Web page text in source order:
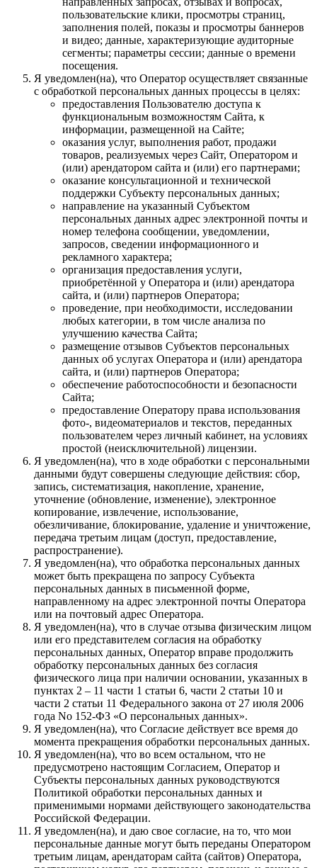
пользовательские клики, просмотры страниц,
заполнения полей, показы и просмотры баннеров
и видео; данные, характеризующие аудиторные
сегменты; параметры сессии; данные о времени
посещения.
Я уведомлен(на), что Оператор осуществляет связанные
с обработкой персональных данных процессы в целях:
предоставления Пользователю доступа к
функциональным возможностям Сайта, к
информации, размещенной на Сайте;
оказания услуг, выполнения работ, продажи
товаров, реализуемых через Сайт, Оператором и
(или) арендатором сайта и (или) его партнерами;
оказание консультационной и технической
поддержки Субъекту персональных данных;
направление на указанный Субъектом
персональных данных адрес электронной почты и
номер телефона сообщении, уведомлении,
запросов, сведении информационного и
рекламного характера;
организация предоставления услуги,
приобретённой у Оператора и (или) арендатора
сайта, и (или) партнеров Оператора;
проведение, при необходимости, исследовании
любых категории, в том числе анализа по
улучшению качества Сайта;
размещение отзывов Субъектов персональных
данных об услугах Оператора и (или) арендатора
сайта, и (или) партнеров Оператора;
обеспечение работоспособности и безопасности
Сайта;
предоставление Оператору права использования
фото-, видеоматериалов и текстов, переданных
пользователем через личный кабинет, на условиях
простой (неисключительной) лицензии.
Я уведомлен(на), что в ходе обработки с персональными
данными будут совершены следующие действия: сбор,
запись, систематизация, накопление, хранение,
уточнение (обновление, изменение), электронное
копирование, извлечение, использование,
обезличивание, блокирование, удаление и уничтожение,
передача третьим лицам (доступ, предоставление,
распространение).
Я уведомлен(на), что обработка персональных данных
может быть прекращена по запросу Субъекта
персональных данных в письменной форме,
направленному на адрес электронной почты Оператора
или на почтовый адрес Оператора.
Я уведомлен(на), что в случае отзыва физическим лицом
или его представителем согласия на обработку
персональных данных, Оператор вправе продолжить
обработку персональных данных без согласия
физического лица при наличии основании, указанных в
пунктах 2 – 11 части 1 статьи 6, части 2 статьи 10 и
части 2 статьи 11 Федерального закона от 27 июля 2006
года No 152-ФЗ «О персональных данных».
Я уведомлен(на), что Согласие действует все время до
момента прекращения обработки персональных данных.
Я уведомлен(на), что во всем остальном, что не
предусмотрено настоящим Согласием, Оператор и
Субъекты персональных данных руководствуются
Политикой обработки персональных данных и
применимыми нормами действующего законодательства
Российской Федерации.
Я уведомлен(на), и даю свое согласие, на то, что мои
персональные данные могут быть переданы Оператором
третьим лицам, арендаторам сайта (сайтов) Оператора,